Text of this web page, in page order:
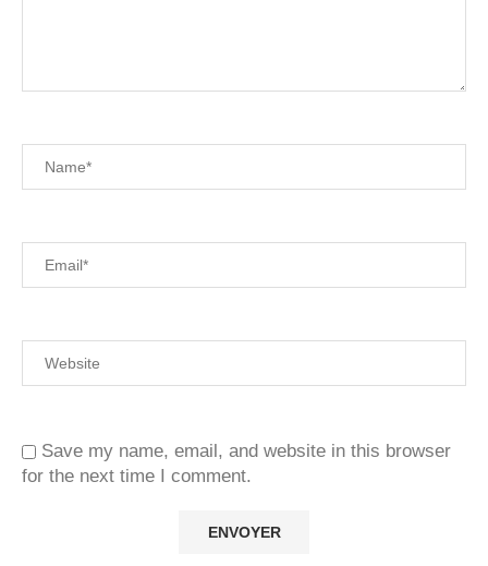
Save my name, email, and website in this browser
for the next time I comment.